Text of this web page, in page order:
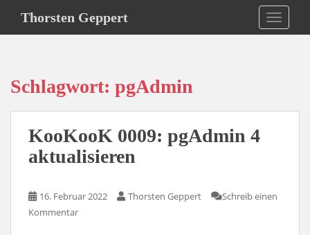
i
Thorsten Geppert
Schlagwort: pgAdmin
KooKooK 0009: pgAdmin 4
aktualisieren
16. Februar 2022 Thorsten Geppert
Schreib einen
Kommentar